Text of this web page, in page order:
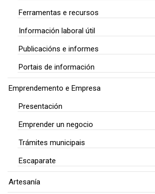
Ferramentas e recursos
Información laboral útil
Publicacións e informes
Portais de información
Emprendemento e Empresa
Presentación
Emprender un negocio
Trámites municipais
Escaparate
Artesanía